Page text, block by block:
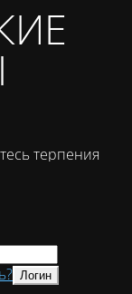
терпения